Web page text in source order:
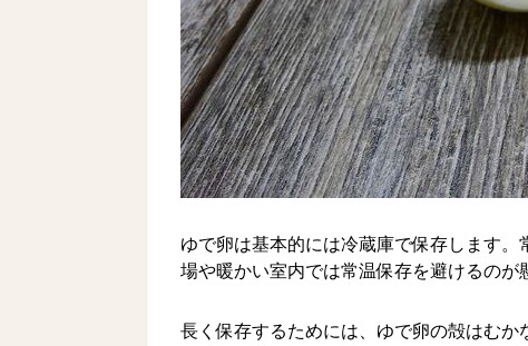
ゆで卵は基本的には冷蔵庫で保存します
場や暖かい室内では常温保存を避けるのが
長く保存するためには、ゆで卵の殻はむか